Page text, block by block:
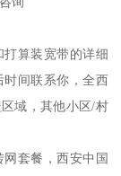
算装宽带的详细
间联系你，全西
域，其他小区/村
套餐，西安中国